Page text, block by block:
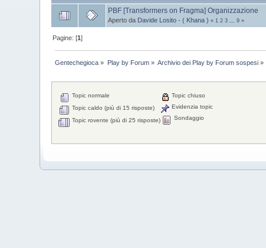
PBF [Transformers on Fragma] Organizzazione
Aperto da Davide Losito - ( Khana ) « 1 2 3 ...9 »
Pagine: [1]
Gentechegioca » Play by Forum» Archivio dei Play by Forum sospesi »
Topic normale
Topic caldo (più di 15 risposte)
Topic rovente (più di 25 risposte)
Topic chiuso
Evidenzia topic
Sondaggio